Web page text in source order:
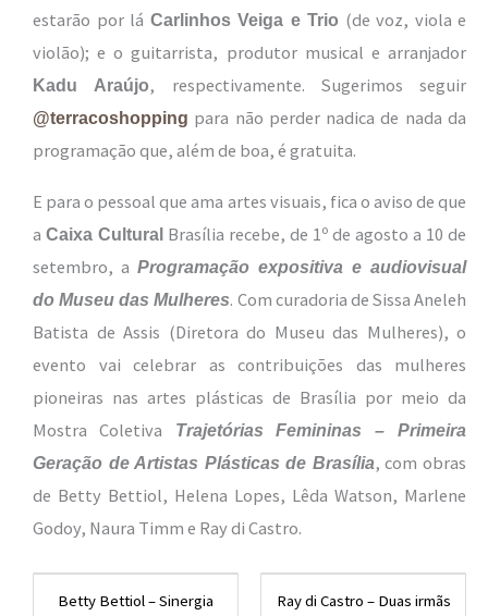
estarão por lá Carlinhos Veiga e Trio (de voz, viola e
violão); e o guitarrista, produtor musical e arranjador
Kadu Araújo, respectivamente. Sugerimos seguir
@terracoshopping para não perder nadica de nada da
programação que, além de boa, é gratuita.
E para o pessoal que ama artes visuais, fica o aviso de que
a Caixa Cultural Brasília recebe, de 1º de agosto a 10 de
setembro, a Programação expositiva e audiovisual
do Museu das Mulheres. Com curadoria de Sissa Aneleh
Batista de Assis (Diretora do Museu das Mulheres), o
evento vai celebrar as contribuições das mulheres
pioneiras nas artes plásticas de Brasília por meio da
Mostra Coletiva Trajetórias Femininas – Primeira
Geração de Artistas Plásticas de Brasília, com obras
de Betty Bettiol, Helena Lopes, Lêda Watson, Marlene
Godoy, Naura Timm e Ray di Castro.
Betty Bettiol – Sinergia
Ray di Castro – Duas irmãs